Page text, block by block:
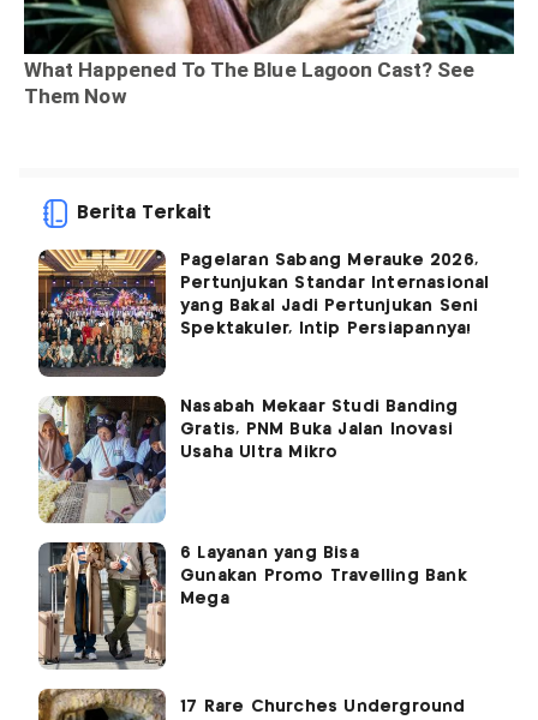
Berita Terkait
Pagelaran Sabang Merauke 2026,
Pertunjukan Standar Internasional
yang Bakal Jadi Pertunjukan Seni
Spektakuler, Intip Persiapannya!
Nasabah Mekaar Studi Banding
Gratis, PNM Buka Jalan Inovasi
Usaha Ultra Mikro
6 Layanan yang Bisa
Gunakan Promo Travelling Bank
Mega